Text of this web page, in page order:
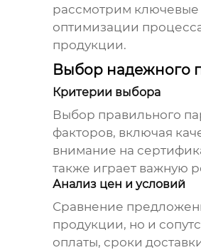
рассмотрим ключевые
оптимизации
продукции.
Выбор надежного
Критерии выбора
Выбор правильного
факторов, включая
внимание на
также играет важную
Анализ цен и условий
Сравнение
продукции, но и
оплаты, сроки